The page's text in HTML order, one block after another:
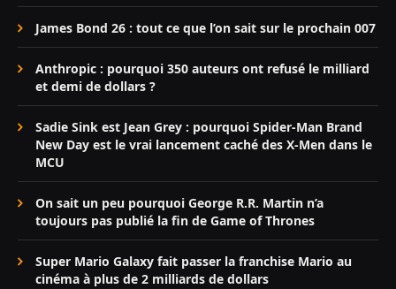
James Bond 26 : tout ce que l’on sait sur le prochain 007
Anthropic : pourquoi 350 auteurs ont refusé le milliard
et demi de dollars ?
Sadie Sink est Jean Grey : pourquoi Spider-Man Brand
New Day est le vrai lancement caché des X-Men dans le
MCU
On sait un peu pourquoi George R.R. Martin n’a
toujours pas publié la fin de Game of Thrones
Super Mario Galaxy fait passer la franchise Mario au
cinéma à plus de 2 milliards de dollars